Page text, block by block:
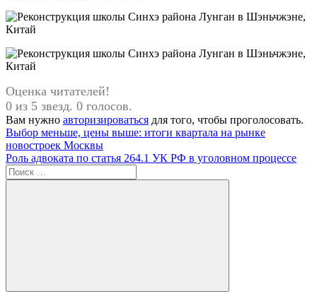
Оценка читателей!
0 из 5 звезд. 0 голосов.
Вам нужно авторизироваться для того, чтобы проголосовать.
Навигация
по
записям
Предыдущая
запись:
Выбор меньше, цены выше: итоги квартала на рынке
новостроек Москвы
Следующая
запись:
Роль адвоката по статья 264.1 УК РФ в уголовном процессе
Поиск
для:
Поиск